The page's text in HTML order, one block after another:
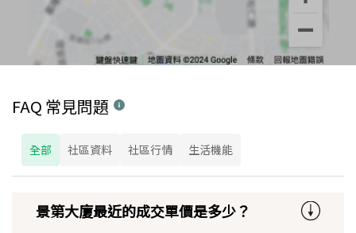
FAQ 常見問題
全部 社區資料 社區行情 生活機能
景第大廈最近的成交單價是多少？